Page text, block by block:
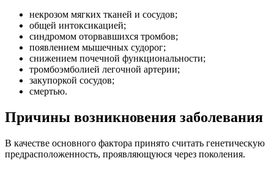
некрозом мягких тканей и сосудов;
общей интоксикацией;
синдромом оторвавшихся тромбов;
появлением мышечных судорог;
снижением почечной функциональности;
тромбоэмболией легочной артерии;
закупоркой сосудов;
смертью.
Причины возникновения заболевания
В качестве основного фактора принято считать генетическую
предрасположенность, проявляющуюся через поколения.